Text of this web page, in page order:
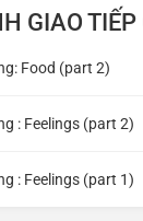
GIAO
Food (part 2)
: Feelings (part 2)
: Feelings (part 1)